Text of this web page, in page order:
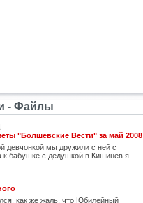
- Файлы
"Болшевские Вести" за май 2008
девчонкой мы дружили с ней с
к бабушке с дедушкой в Кишинёв я
как же жаль, что Юбилейный